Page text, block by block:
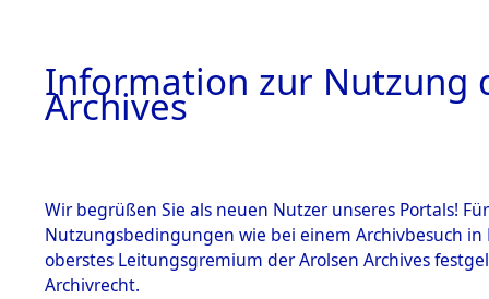
Information zur Nutzung
Archives
Wir begrüßen Sie als neuen Nutzer unseres Portals!
Nutzungsbedingungen wie bei einem Archivbesuch
oberstes Leitungsgremium der Arolsen Archives
Archivrecht.